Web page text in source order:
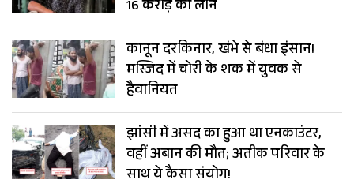
16 करोड़ का लोन
कानून दरकिनार, खंभे से बंधा इंसान!
मस्जिद में चोरी के शक में युवक से
हैवानियत
झांसी में असद का हुआ था एनकाउंटर,
वहीं अबान की मौत; अतीक परिवार के
साथ ये कैसा संयोग!